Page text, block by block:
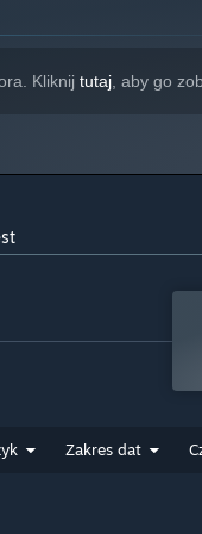
Kliknij tutaj, aby go
Zakres dat